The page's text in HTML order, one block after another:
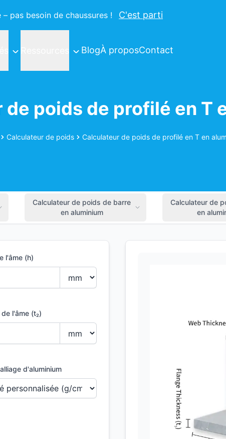
pas besoin de chaussures ! C'est parti
BlogÀ proposContact
poids de profilé en T
Calculateur de poids Calculateur de poids de profilé en T en
Calculateur de poids de barre
en aluminium
Calculateur de
en
l'âme (h)
l'âme (t₂)
d'aluminium